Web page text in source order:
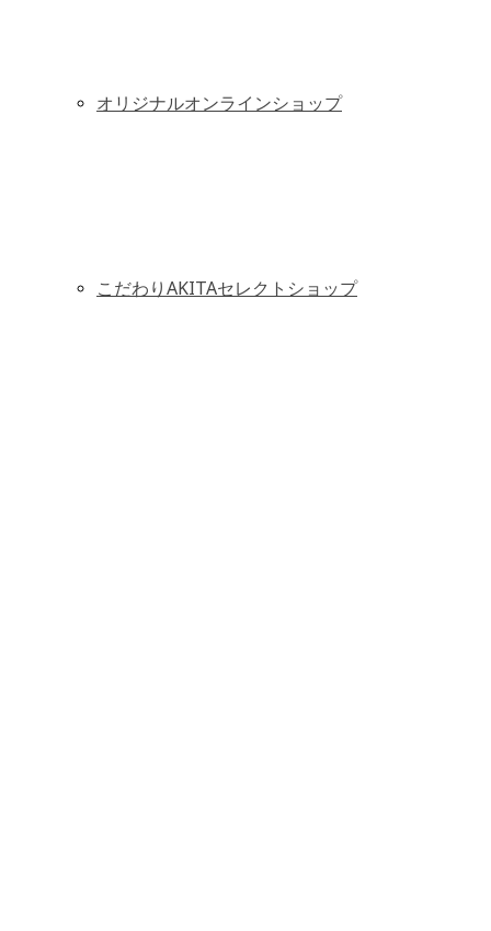
オリジナルオンラインショップ
こだわりAKITAセレクトショップ